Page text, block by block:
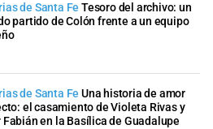
de Santa Fe Tesoro del archivo: un
partido de Colón frente a un equipo
de Santa Fe Una historia de amor
el casamiento de Violeta Rivas y
Fabián en la Basílica de Guadalupe